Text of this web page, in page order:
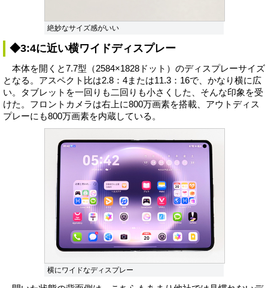
絶妙なサイズ感がいい
◆3:4に近い横ワイドディスプレー
本体を開くと7.7型（2584×1828ドット）のディスプレーサイズ
となる。アスペクト比は2.8：4または11.3：16で、かなり横に広
い。タブレットを一回りも二回りも小さくした、そんな印象を受
けた。フロントカメラは右上に800万画素を搭載、アウトディス
プレーにも800万画素を内蔵している。
横にワイドなディスプレー